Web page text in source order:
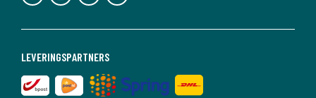
LEVERINGSPARTNERS